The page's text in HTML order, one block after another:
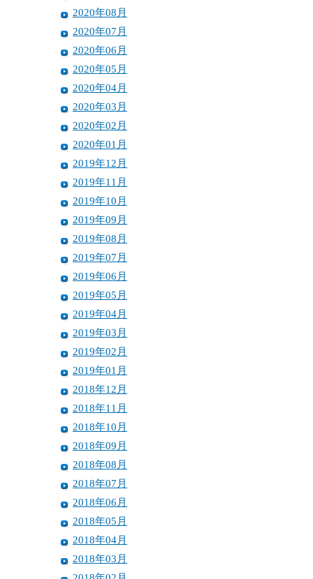
2020年08月
2020年07月
2020年06月
2020年05月
2020年04月
2020年03月
2020年02月
2020年01月
2019年12月
2019年11月
2019年10月
2019年09月
2019年08月
2019年07月
2019年06月
2019年05月
2019年04月
2019年03月
2019年02月
2019年01月
2018年12月
2018年11月
2018年10月
2018年09月
2018年08月
2018年07月
2018年06月
2018年05月
2018年04月
2018年03月